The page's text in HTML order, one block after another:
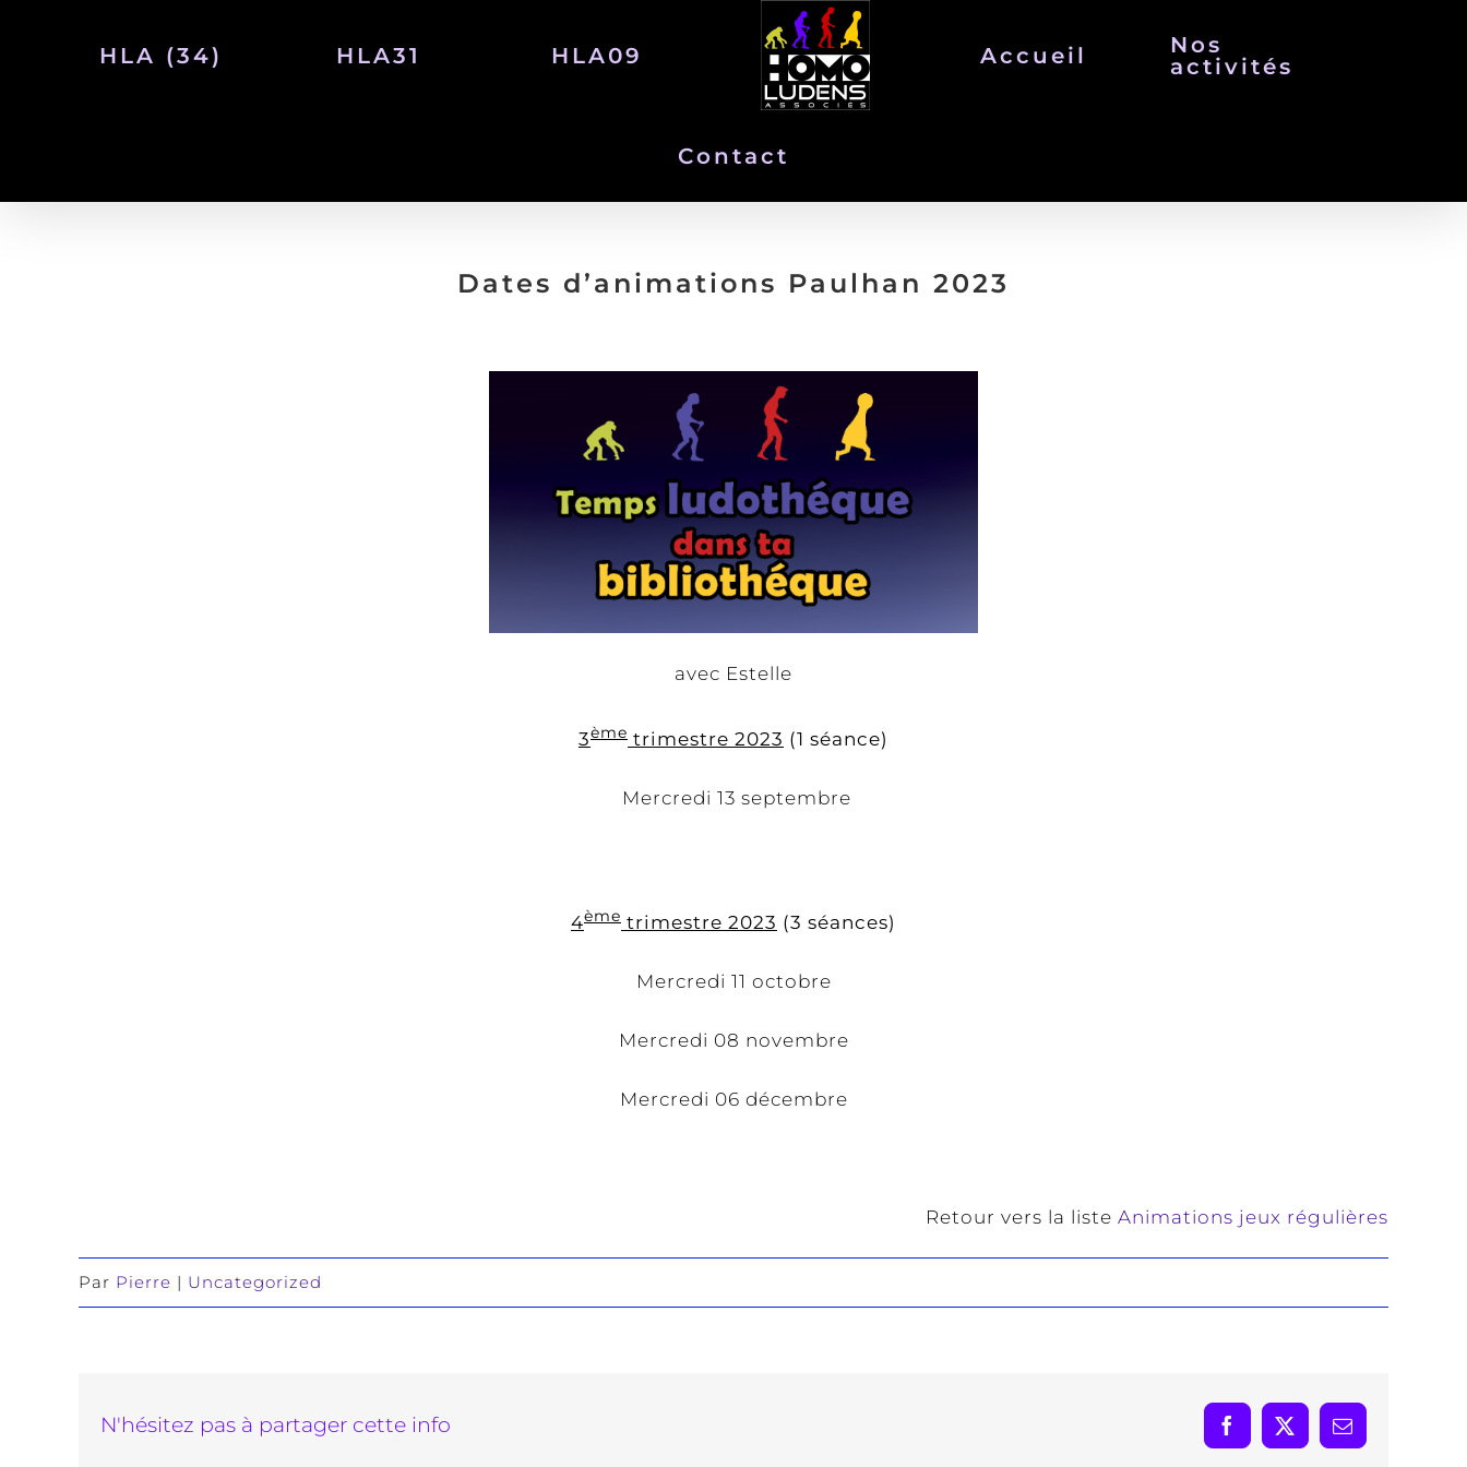
HLA (34) HLA31 HLA09 Accueil
Nos
activités
Contact
Dates d’animations Paulhan 2023
avec Estelle
3ème trimestre 2023 (1 séance)
Mercredi 13 septembre
4ème trimestre 2023 (3 séances)
Mercredi 11 octobre
Mercredi 08 novembre
Mercredi 06 décembre
Retour vers la liste Animations jeux régulières
Par Pierre | Uncategorized
N'hésitez pas à partager cette info Facebook
X Email